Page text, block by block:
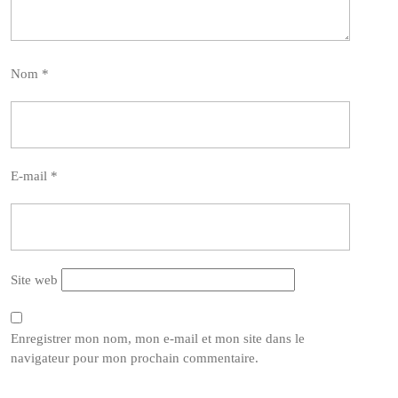
Nom *
E-mail *
Site web
Enregistrer mon nom, mon e-mail et mon site dans le
navigateur pour mon prochain commentaire.